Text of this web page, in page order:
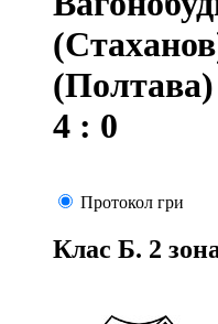
(Полтава)
4 : 0
Протокол гри
Клас Б. 2